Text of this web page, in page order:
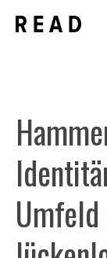
Inhalt
Umfeld